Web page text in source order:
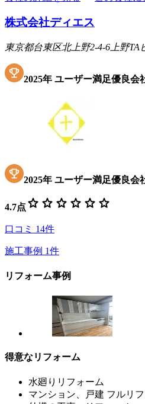
株式会社ディエス
東京都台東区北上野2-4-6上野TA
2025年 ユーザー満足優良会
2025年 ユーザー満足優良会
4.7点 star star star star star star
口コミ 14件
施工事例 1件
リフォーム事例
得意なリフォーム
水廻りリフォーム
マンション、戸建 フルリ